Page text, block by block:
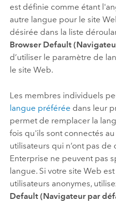
est définie comme étant
autre langue pour le site
désirée dans la liste
Browser Default
d’utiliser le paramètre de
le site Web.
Les membres individuels
langue préférée dans leur
permet de remplacer la
fois qu'ils sont connectés au
utilisateurs qui n’ont pas
Enterprise ne peuvent pas
langue. Si votre site Web
utilisateurs anonymes,
Default (Navigateur par